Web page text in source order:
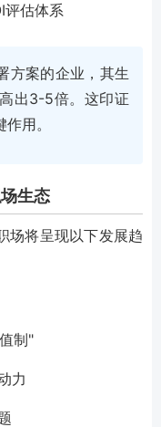
评估体系
方案的企业，其生
出3-5倍。这印证
用。
生态
场将呈现以下发展趋
制"
力